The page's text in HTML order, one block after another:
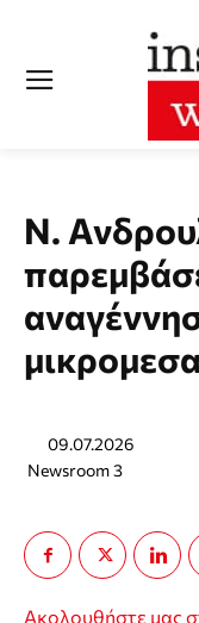
Ν.
09.07.2026
Newsroom 3
Ακολουθήστε μας